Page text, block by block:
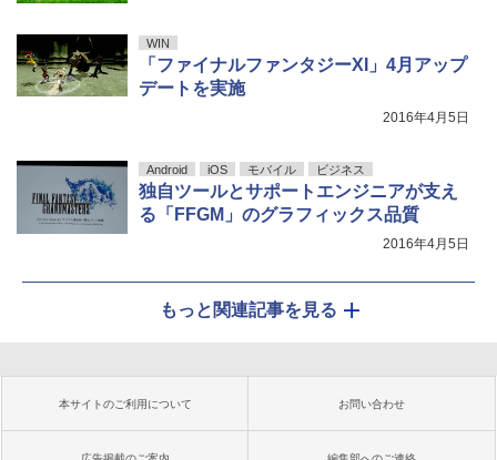
WIN
「ファイナルファンタジーXI」4月アップ
デートを実施
2016年4月5日
Android iOS モバイル ビジネス
独自ツールとサポートエンジニアが支え
る「FFGM」のグラフィックス品質
2016年4月5日
もっと関連記事を見る
本サイトのご利用について お問い合わせ